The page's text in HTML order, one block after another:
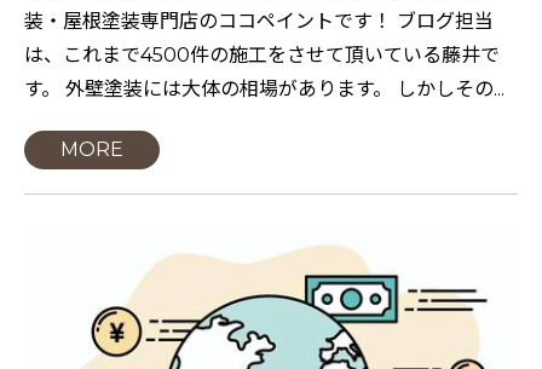
装・屋根塗装専門店のココペイントです！ ブログ担当
は、これまで4500件の施工をさせて頂いている藤井で
す。 外壁塗装には大体の相場があります。 しかしその...
MORE